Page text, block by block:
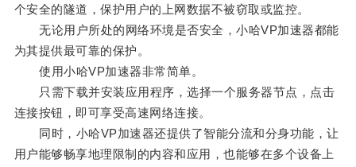
个安全的隧道，保护用户的上网数据不被窃取或监控。
无论用户所处的网络环境是否安全，小哈VP加速器都能
为其提供最可靠的保护。
使用小哈VP加速器非常简单。
只需下载并安装应用程序，选择一个服务器节点，点击
连接按钮，即可享受高速网络连接。
同时，小哈VP加速器还提供了智能分流和分身功能，让
用户能够畅享地理限制的内容和应用，也能够在多个设备上